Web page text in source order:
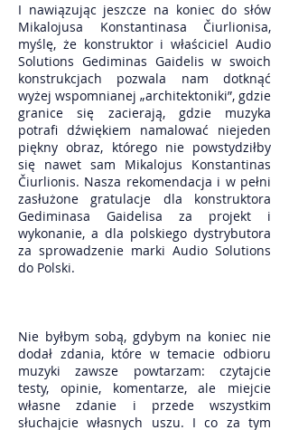
I nawiązując jeszcze na koniec do słów
Mikalojusa Konstantinasa Čiurlionisa,
myślę, że konstruktor i właściciel Audio
Solutions Gediminas Gaidelis w swoich
konstrukcjach pozwala nam dotknąć
wyżej wspomnianej „architektoniki”, gdzie
granice się zacierają, gdzie muzyka
potrafi dźwiękiem namalować niejeden
piękny obraz, którego nie powstydziłby
się nawet sam Mikalojus Konstantinas
Čiurlionis. Nasza rekomendacja i w pełni
zasłużone gratulacje dla konstruktora
Gediminasa Gaidelisa za projekt i
wykonanie, a dla polskiego dystrybutora
za sprowadzenie marki Audio Solutions
do Polski.
Nie byłbym sobą, gdybym na koniec nie
dodał zdania, które w temacie odbioru
muzyki zawsze powtarzam: czytajcie
testy, opinie, komentarze, ale miejcie
własne zdanie i przede wszystkim
słuchajcie własnych uszu. I co za tym